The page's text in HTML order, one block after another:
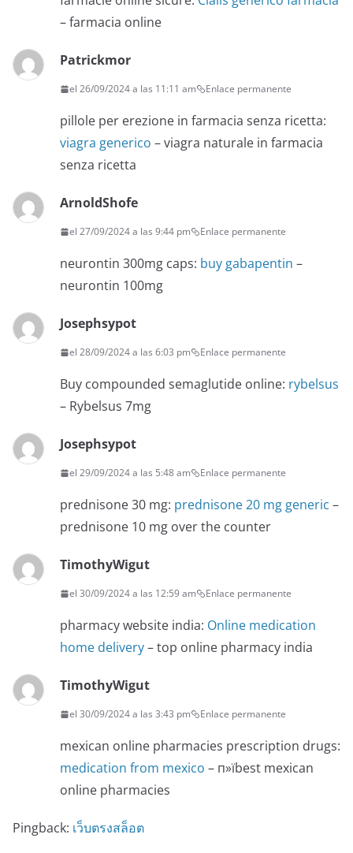
– farmacia online
Patrickmor
el 26/09/2024 a las 11:11 am Enlace permanente
pillole per erezione in farmacia senza ricetta:
viagra generico – viagra naturale in farmacia
senza ricetta
ArnoldShofe
el 27/09/2024 a las 9:44 pm Enlace permanente
neurontin 300mg caps: buy gabapentin –
neurontin 100mg
Josephsypot
el 28/09/2024 a las 6:03 pm Enlace permanente
Buy compounded semaglutide online: rybelsus
– Rybelsus 7mg
Josephsypot
el 29/09/2024 a las 5:48 am Enlace permanente
prednisone 30 mg: prednisone 20 mg generic –
prednisone 10 mg over the counter
TimothyWigut
el 30/09/2024 a las 12:59 am Enlace permanente
pharmacy website india: Online medication
home delivery– top online pharmacy india
TimothyWigut
el 30/09/2024 a las 3:43 pm Enlace permanente
mexican online pharmacies prescription drugs:
medication from mexico – п»їbest mexican
online pharmacies
Pingback: เว็บตรงสล็อต